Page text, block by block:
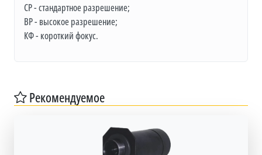
СР - стандартное разрешение;
ВР - высокое разрешение;
КФ - короткий фокус.
Рекомендуемое